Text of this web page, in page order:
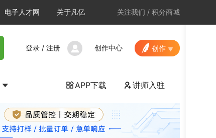
电子人才网 关于凡亿 关注我们 / 积分商城
登录 / 注册 创作中心 创作
APP下载 讲师入驻